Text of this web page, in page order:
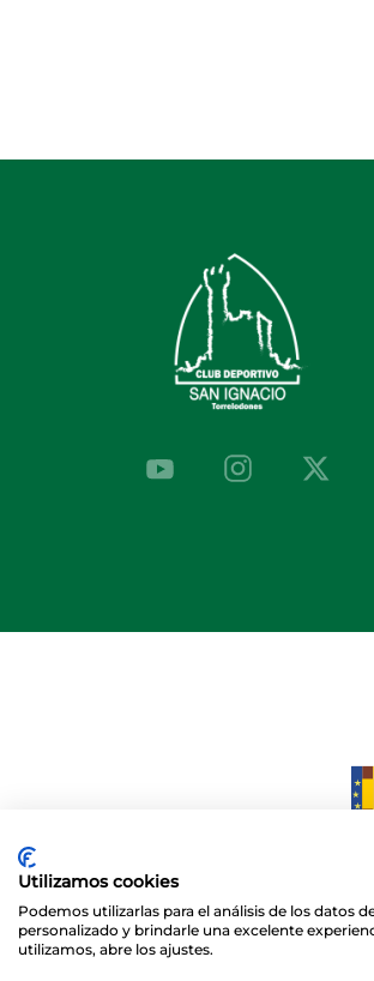
Utilizamos cookies
Podemos utilizarlas para el análisis de los datos
personalizado y brindarle una excelente
utilizamos, abre los ajustes.